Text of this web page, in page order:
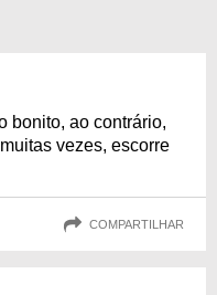
bonito, ao contrário,
vezes, escorre
COMPARTILHAR